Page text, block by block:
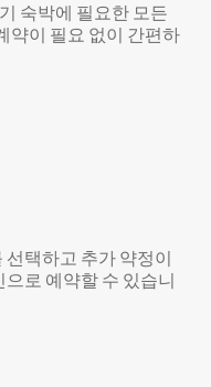
숙박에 필요한 모든
약이 필요 없이 간편하
택하고 추가 약정이
로 예약할 수 있습니